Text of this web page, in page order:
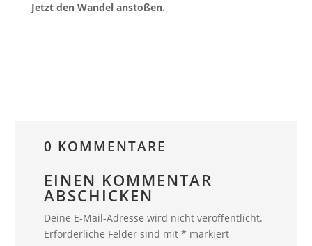
Jetzt den Wandel anstoßen.
0 KOMMENTARE
EINEN KOMMENTAR
ABSCHICKEN
Deine E-Mail-Adresse wird nicht veröffentlicht.
Erforderliche Felder sind mit * markiert